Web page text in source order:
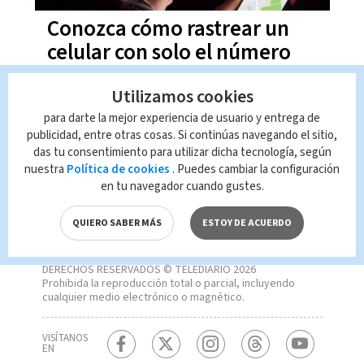
Conozca cómo rastrear un
celular con solo el número
telefónico
DERECHOS RESERVADOS © TELEDIARIO 2026
Prohibida la reproducción total o parcial, incluyendo
cualquier medio electrónico o magnético.
VISÍTANOS
EN
Utilizamos cookies
para darte la mejor experiencia de usuario y entrega de
publicidad, entre otras cosas. Si continúas navegando el sitio,
das tu consentimiento para utilizar dicha tecnología, según
nuestra Política de cookies . Puedes cambiar la configuración
en tu navegador cuando gustes.
QUIERO SABER MÁS ESTOY DE ACUERDO